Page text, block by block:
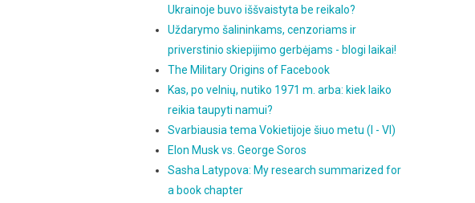
Ukrainoje buvo iššvaistyta be reikalo?
Uždarymo šalininkams, cenzoriams ir
priverstinio skiepijimo gerbėjams - blogi laikai!
The Military Origins of Facebook
Kas, po velnių, nutiko 1971 m. arba: kiek laiko
reikia taupyti namui?
Svarbiausia tema Vokietijoje šiuo metu (I - VI)
Elon Musk vs. George Soros
Sasha Latypova: My research summarized for
a book chapter